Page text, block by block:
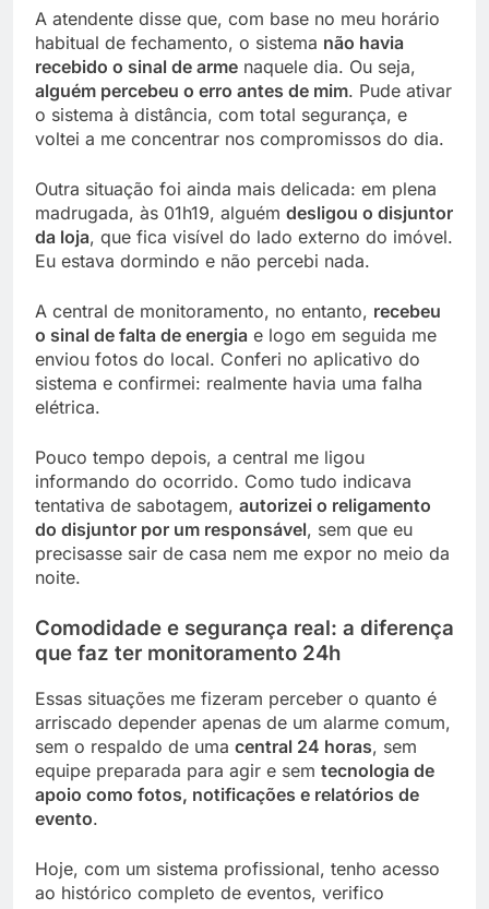
A atendente disse que, com base no meu horário
habitual de fechamento, o sistema não havia
recebido o sinal de arme naquele dia. Ou seja,
alguém percebeu o erro antes de mim. Pude ativar
o sistema à distância, com total segurança, e
voltei a me concentrar nos compromissos do dia.
Outra situação foi ainda mais delicada: em plena
madrugada, às 01h19, alguém desligou o disjuntor
da loja, que fica visível do lado externo do imóvel.
Eu estava dormindo e não percebi nada.
A central de monitoramento, no entanto, recebeu
o sinal de falta de energia e logo em seguida me
enviou fotos do local. Conferi no aplicativo do
sistema e confirmei: realmente havia uma falha
elétrica.
Pouco tempo depois, a central me ligou
informando do ocorrido. Como tudo indicava
tentativa de sabotagem, autorizei o religamento
do disjuntor por um responsável, sem que eu
precisasse sair de casa nem me expor no meio da
noite.
Comodidade e segurança real: a diferença
que faz ter monitoramento 24h
Essas situações me fizeram perceber o quanto é
arriscado depender apenas de um alarme comum,
sem o respaldo de uma central 24 horas, sem
equipe preparada para agir e sem tecnologia de
apoio como fotos, notificações e relatórios de
evento.
Hoje, com um sistema profissional, tenho acesso
ao histórico completo de eventos, verifico